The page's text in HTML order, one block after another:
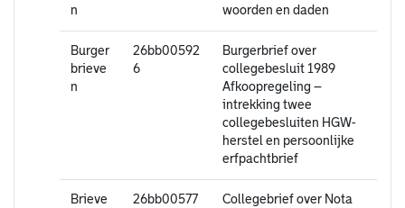
n
woorden en daden
Burger
brieve
n
26bb00592
6
Burgerbrief over
collegebesluit 1989
Afkoopregeling –
intrekking twee
collegebesluiten HGW-
herstel en persoonlijke
erfpachtbrief
Brieve
26bb00577
Collegebrief over Nota